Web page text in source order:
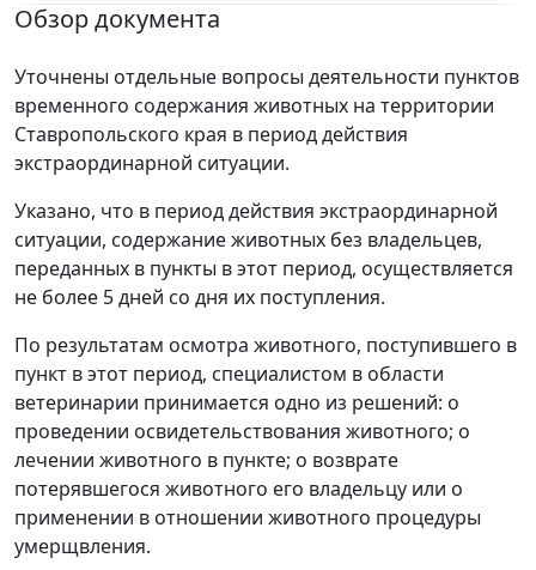
Обзор документа
Уточнены отдельные вопросы деятельности пунктов
временного содержания животных на территории
Ставропольского края в период действия
экстраординарной ситуации.
Указано, что в период действия экстраординарной
ситуации, содержание животных без владельцев,
переданных в пункты в этот период, осуществляется
не более 5 дней со дня их поступления.
По результатам осмотра животного, поступившего в
пункт в этот период, специалистом в области
ветеринарии принимается одно из решений: о
проведении освидетельствования животного; о
лечении животного в пункте; о возврате
потерявшегося животного его владельцу или о
применении в отношении животного процедуры
умерщвления.